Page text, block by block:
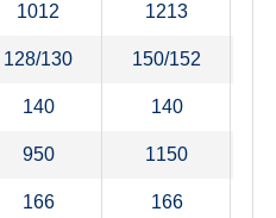
1012 1213
128/130 150/152
140 140
950 1150
166 166